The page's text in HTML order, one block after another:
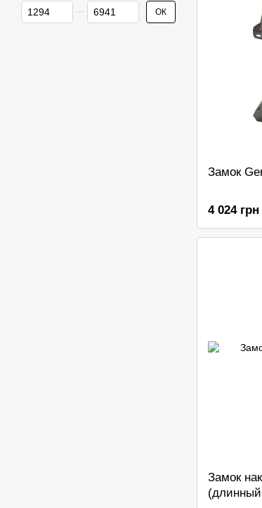
Замок
4 024 грн
Замок
Від Ціна, грн
До Ціна, грн ОК